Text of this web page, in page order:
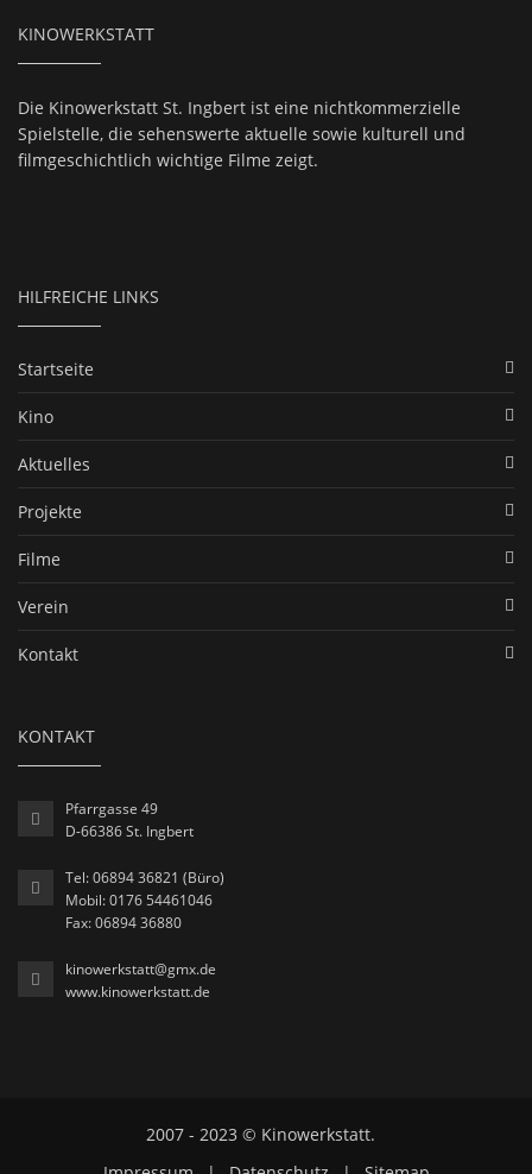
KINOWERKSTATT
Die Kinowerkstatt St. Ingbert ist eine nichtkommerzielle
Spielstelle, die sehenswerte aktuelle sowie kulturell und
filmgeschichtlich wichtige Filme zeigt.
HILFREICHE LINKS
Startseite
Kino
Aktuelles
Projekte
Filme
Verein
Kontakt
KONTAKT
Pfarrgasse 49
D-66386 St. Ingbert
Tel: 06894 36821 (Büro)
Mobil: 0176 54461046
Fax: 06894 36880
kinowerkstatt@gmx.de
www.kinowerkstatt.de
2007 - 2023 © Kinowerkstatt.